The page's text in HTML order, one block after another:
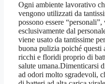
Ogni ambiente lavorativo
vengono utilizzati da
possono essere
esclusivamente dal
viene usato da tantissime
buona pulizia poiché questi
ricchi e floridi proprio di
salute umana.Dimenticarsi
ad odori molto sgradevoli,